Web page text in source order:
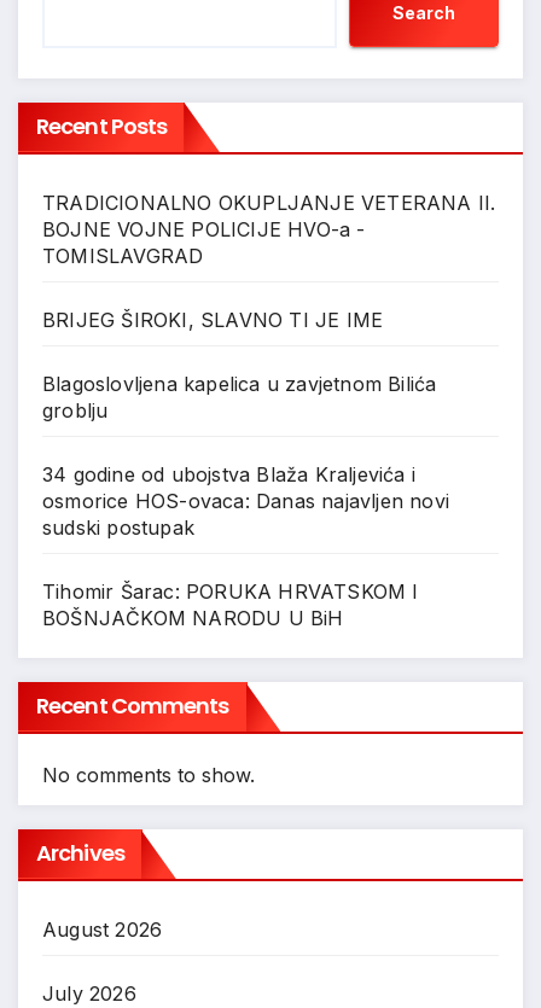
Search
Recent Posts
TRADICIONALNO OKUPLJANJE VETERANA II.
BOJNE VOJNE POLICIJE HVO-a -
TOMISLAVGRAD
BRIJEG ŠIROKI, SLAVNO TI JE IME
Blagoslovljena kapelica u zavjetnom Bilića
groblju
34 godine od ubojstva Blaža Kraljevića i
osmorice HOS-ovaca: Danas najavljen novi
sudski postupak
Tihomir Šarac: PORUKA HRVATSKOM I
BOŠNJAČKOM NARODU U BiH
Recent Comments
No comments to show.
Archives
August 2026
July 2026